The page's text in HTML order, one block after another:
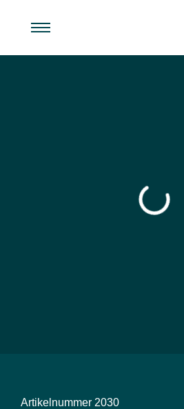
Artikelnummer 2030